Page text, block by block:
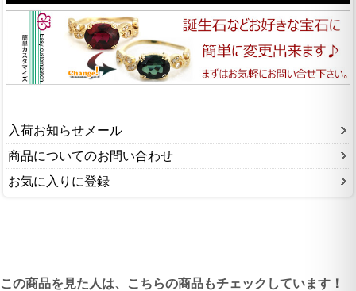
入荷お知らせメール
商品についてのお問い合わせ
お気に入りに登録
この商品を見た人は、こちらの商品もチェックしています！